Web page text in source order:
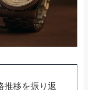
推移を振り返